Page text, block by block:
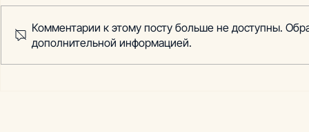
Проект: создание
Проект:
Комментарии к этому посту больше не доступны.
дополнительной информацией.